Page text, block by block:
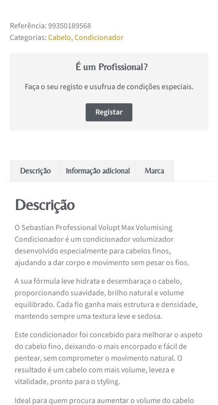
Referência:99350189568
Categorias:Cabelo,Condicionador
É um Profissional?
Faça o seu registo e usufrua de condições especiais.
Registar
Descrição Informação adicional Marca
Descrição
O Sebastian Professional Volupt Max Volumising
Condicionador é um condicionador volumizador
desenvolvido especialmente para cabelos finos,
ajudando a dar corpo e movimento sem pesar os fios.
A sua fórmula leve hidrata e desembaraça o cabelo,
proporcionando suavidade, brilho natural e volume
equilibrado. Cada fio ganha mais estrutura e densidade,
mantendo sempre uma textura leve e sedosa.
Este condicionador foi concebido para melhorar o aspeto
do cabelo fino, deixando-o mais encorpado e fácil de
pentear, sem comprometer o movimento natural. O
resultado é um cabelo com mais volume, leveza e
vitalidade, pronto para o styling.
Ideal para quem procura aumentar o volume do cabelo